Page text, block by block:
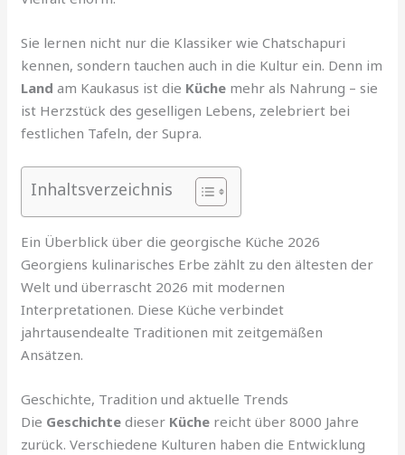
Sie lernen nicht nur die Klassiker wie Chatschapuri
kennen, sondern tauchen auch in die Kultur ein. Denn im
Land am Kaukasus ist die Küche mehr als Nahrung – sie
ist Herzstück des geselligen Lebens, zelebriert bei
festlichen Tafeln, der Supra.
Inhaltsverzeichnis
Ein Überblick über die georgische Küche 2026
Georgiens kulinarisches Erbe zählt zu den ältesten der
Welt und überrascht 2026 mit modernen
Interpretationen. Diese Küche verbindet
jahrtausendealte Traditionen mit zeitgemäßen
Ansätzen.
Geschichte, Tradition und aktuelle Trends
Die Geschichte dieser Küche reicht über 8000 Jahre
zurück. Verschiedene Kulturen haben die Entwicklung